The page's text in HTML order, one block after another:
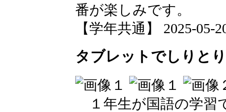
番が楽しみです。
【学年共通】 2025-05-
タブレットでしりとり
１年生が国語の学習